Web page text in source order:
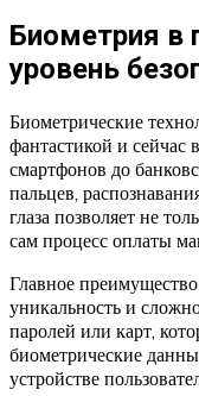
Биометрия в
уровень
Биометрические
фантастикой и
смартфонов до
пальцев,
глаза позволяет не
сам процесс оплаты
Главное
уникальность и
паролей или карт,
биометрические
устройстве